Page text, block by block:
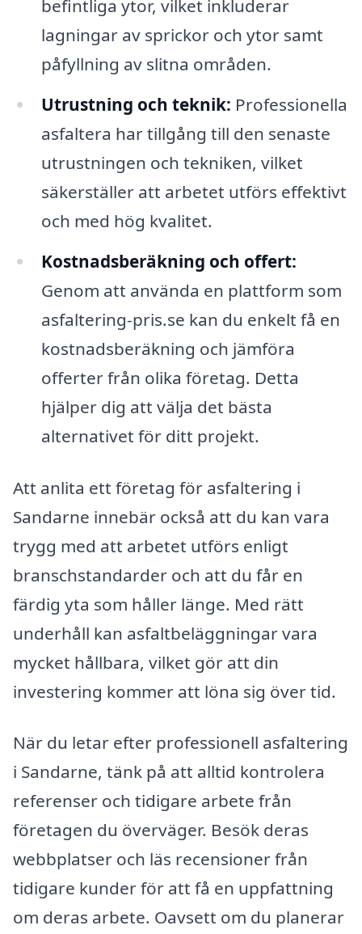
befintliga ytor, vilket inkluderar
lagningar av sprickor och ytor samt
påfyllning av slitna områden.
Utrustning och teknik: Professionella
asfaltera har tillgång till den senaste
utrustningen och tekniken, vilket
säkerställer att arbetet utförs effektivt
och med hög kvalitet.
Kostnadsberäkning och offert:
Genom att använda en plattform som
asfaltering-pris.se kan du enkelt få en
kostnadsberäkning och jämföra
offerter från olika företag. Detta
hjälper dig att välja det bästa
alternativet för ditt projekt.
Att anlita ett företag för asfaltering i
Sandarne innebär också att du kan vara
trygg med att arbetet utförs enligt
branschstandarder och att du får en
färdig yta som håller länge. Med rätt
underhåll kan asfaltbeläggningar vara
mycket hållbara, vilket gör att din
investering kommer att löna sig över tid.
När du letar efter professionell asfaltering
i Sandarne, tänk på att alltid kontrolera
referenser och tidigare arbete från
företagen du överväger. Besök deras
webbplatser och läs recensioner från
tidigare kunder för att få en uppfattning
om deras arbete. Oavsett om du planerar